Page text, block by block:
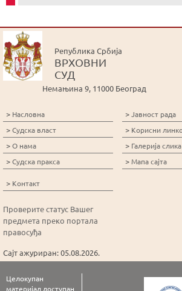
Република Србија
ВРХОВНИ
СУД
Немањина 9, 11000 Београд
> Насловна
>Судска власт
>О нама
>Судска пракса
>Јавност рада
> Корисни
> Галерија слика
> Мапа сајта
> Контакт
Проверите статус Вашег
предмета преко портала
правосуђа
Сајт ажуриран: 05.08.2026.
Целокупан
материјал доступан